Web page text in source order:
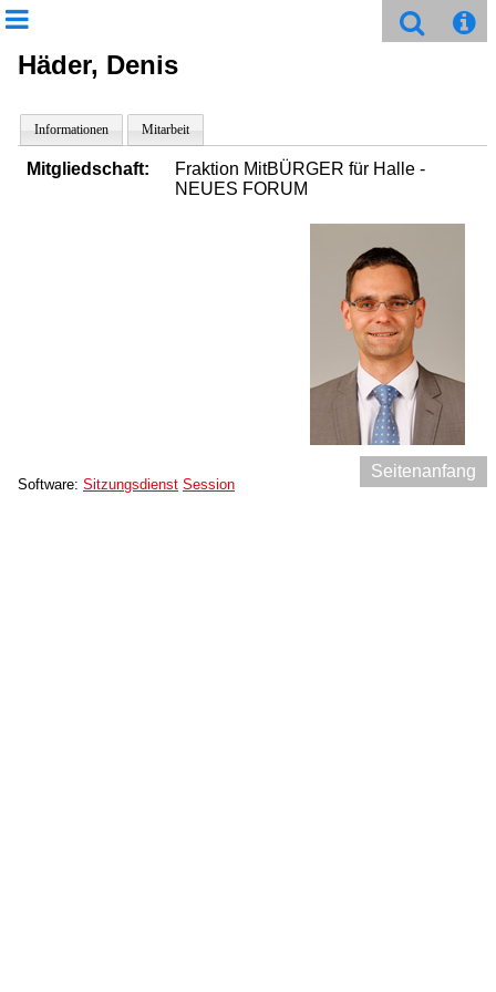
Häder, Denis
Informationen Mitarbeit
Mitgliedschaft:
Fraktion MitBÜRGER für Halle -
NEUES FORUM
Seitenanfang
Software: Sitzungsdienst Session